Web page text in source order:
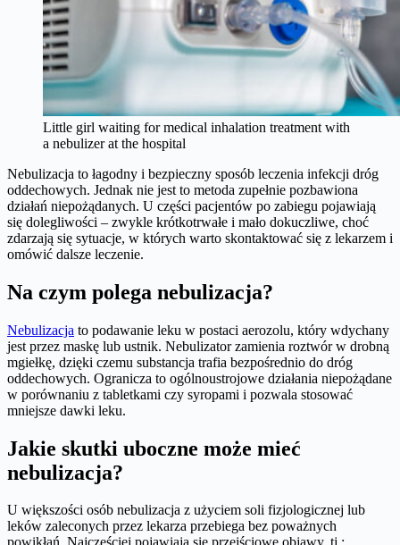
Little girl waiting for medical inhalation treatment with
a nebulizer at the hospital
Nebulizacja to łagodny i bezpieczny sposób leczenia infekcji dróg
oddechowych. Jednak nie jest to metoda zupełnie pozbawiona
działań niepożądanych. U części pacjentów po zabiegu pojawiają
się dolegliwości – zwykle krótkotrwałe i mało dokuczliwe, choć
zdarzają się sytuacje, w których warto skontaktować się z lekarzem i
omówić dalsze leczenie.
​Na czym polega nebulizacja?
Nebulizacja to podawanie leku w postaci aerozolu, który wdychany
jest przez maskę lub ustnik. Nebulizator zamienia roztwór w drobną
mgiełkę, dzięki czemu substancja trafia bezpośrednio do dróg
oddechowych. Ogranicza to ogólnoustrojowe działania niepożądane
w porównaniu z tabletkami czy syropami i pozwala stosować
mniejsze dawki leku.
​Jakie skutki uboczne może mieć
nebulizacja?
U większości osób nebulizacja z użyciem soli fizjologicznej lub
leków zaleconych przez lekarza przebiega bez poważnych